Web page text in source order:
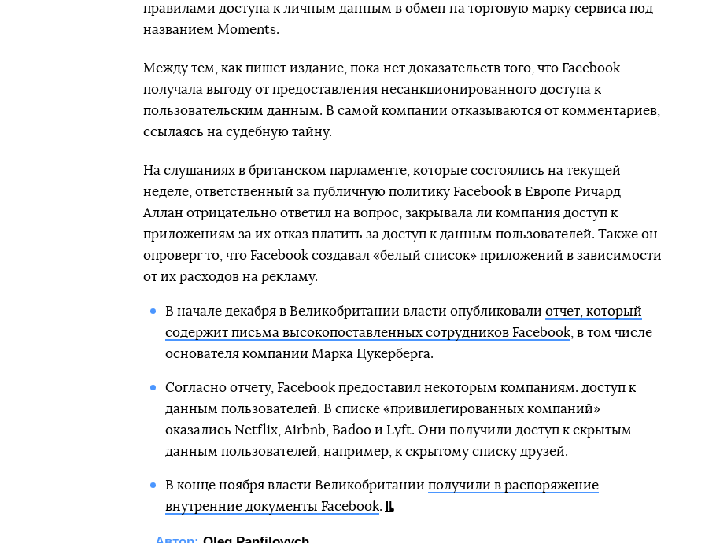
правилами доступа к личным данным в обмен на торговую марку сервиса под
названием Moments.
Между тем, как пишет издание, пока нет доказательств того, что Facebook
получала выгоду от предоставления несанкционированного доступа к
пользовательским данным. В самой компании отказываются от комментариев,
ссылаясь на судебную тайну.
На слушаниях в британском парламенте, которые состоялись на текущей
неделе, ответственный за публичную политику Facebook в Европе Ричард
Аллан отрицательно ответил на вопрос, закрывала ли компания доступ к
приложениям за их отказ платить за доступ к данным пользователей. Также он
опроверг то, что Facebook создавал «белый список» приложений в зависимости
от их расходов на рекламу.
В начале декабря в Великобритании власти опубликовали отчет, который
содержит письма высокопоставленных сотрудников Facebook, в том числе
основателя компании Марка Цукерберга.
Согласно отчету, Facebook предоставил некоторым компаниям. доступ к
данным пользователей. В списке «привилегированных компаний»
оказались Netflix, Airbnb, Badoo и Lyft. Они получили доступ к скрытым
данным пользователей, например, к скрытому списку друзей.
В конце ноября власти Великобритании получили в распоряжение
внутренние документы Facebook.